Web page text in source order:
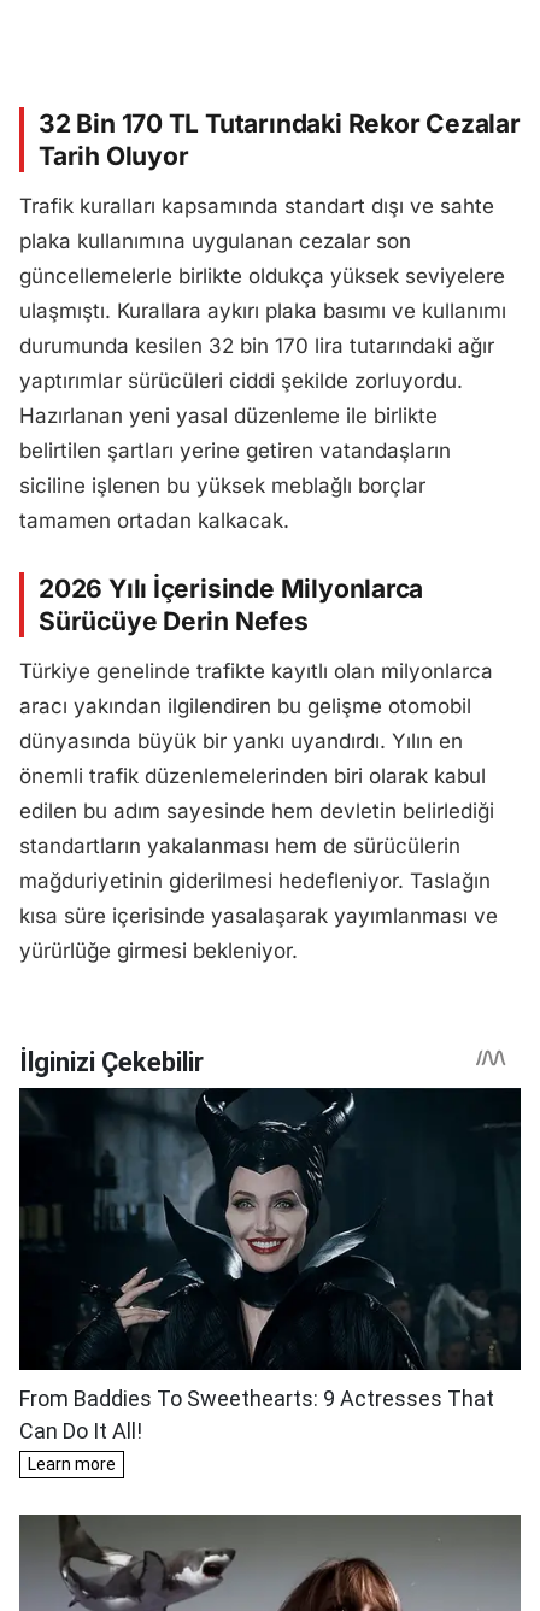
32 Bin 170 TL Tutarındaki Rekor Cezalar
Tarih Oluyor
Trafik kuralları kapsamında standart dışı ve sahte
plaka kullanımına uygulanan cezalar son
güncellemelerle birlikte oldukça yüksek seviyelere
ulaşmıştı. Kurallara aykırı plaka basımı ve kullanımı
durumunda kesilen 32 bin 170 lira tutarındaki ağır
yaptırımlar sürücüleri ciddi şekilde zorluyordu.
Hazırlanan yeni yasal düzenleme ile birlikte
belirtilen şartları yerine getiren vatandaşların
siciline işlenen bu yüksek meblağlı borçlar
tamamen ortadan kalkacak.
2026 Yılı İçerisinde Milyonlarca
Sürücüye Derin Nefes
Türkiye genelinde trafikte kayıtlı olan milyonlarca
aracı yakından ilgilendiren bu gelişme otomobil
dünyasında büyük bir yankı uyandırdı. Yılın en
önemli trafik düzenlemelerinden biri olarak kabul
edilen bu adım sayesinde hem devletin belirlediği
standartların yakalanması hem de sürücülerin
mağduriyetinin giderilmesi hedefleniyor. Taslağın
kısa süre içerisinde yasalaşarak yayımlanması ve
yürürlüğe girmesi bekleniyor.